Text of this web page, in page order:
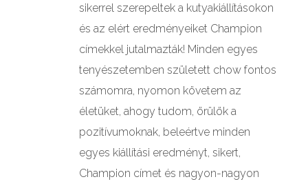
sikerrel szerepeltek a kutyakiállításokon
és az elért eredményeiket Champion
címekkel jutalmazták! Minden egyes
tenyészetemben született chow fontos
számomra, nyomon követem az
életüket, ahogy tudom, örülök a
pozitívumoknak, beleértve minden
egyes kiállítási eredményt, sikert,
Champion címet és nagyon-nagyon